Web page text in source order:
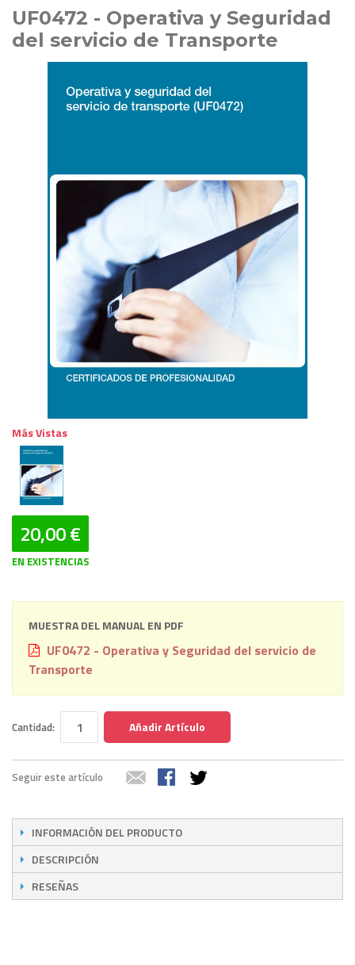
UF0472 - Operativa y Seguridad
del servicio de Transporte
Más Vistas
20,00 €
EN EXISTENCIAS
MUESTRA DEL MANUAL EN PDF
UF0472 - Operativa y Seguridad del servicio de
Transporte
Cantidad: Añadir Artículo
Seguir este artículo
INFORMACIÓN DEL PRODUCTO
DESCRIPCIÓN
RESEÑAS